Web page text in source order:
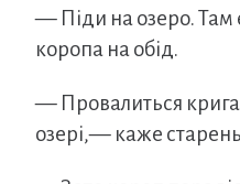
— Піди на озеро. Там
коропа на обід.
— Провалиться крига
озері,— каже